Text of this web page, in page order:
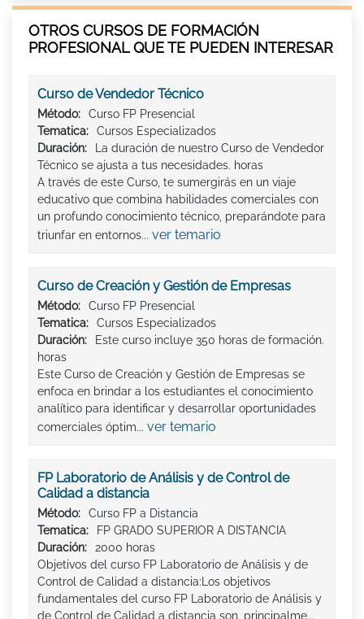
OTROS CURSOS DE FORMACIÓN
PROFESIONAL QUE TE PUEDEN INTERESAR
Curso de Vendedor Técnico
Método:
Curso FP Presencial
Tematica:
Cursos Especializados
Duración:
La duración de nuestro Curso de Vendedor
Técnico se ajusta a tus necesidades. horas
A través de este Curso, te sumergirás en un viaje
educativo que combina habilidades comerciales con
un profundo conocimiento técnico, preparándote para
triunfar en entornos... ver temario
Curso de Creación y Gestión de Empresas
Método:
Curso FP Presencial
Tematica:
Cursos Especializados
Duración:
Este curso incluye 350 horas de formación.
horas
Este Curso de Creación y Gestión de Empresas se
enfoca en brindar a los estudiantes el conocimiento
analítico para identificar y desarrollar oportunidades
comerciales óptim... ver temario
FP Laboratorio de Análisis y de Control de
Calidad a distancia
Método:
Curso FP a Distancia
Tematica:
FP GRADO SUPERIOR A DISTANCIA
Duración:
2000 horas
Objetivos del curso FP Laboratorio de Análisis y de
Control de Calidad a distancia:Los objetivos
fundamentales del curso FP Laboratorio de Análisis y
de Control de Calidad a distancia son, principalme...